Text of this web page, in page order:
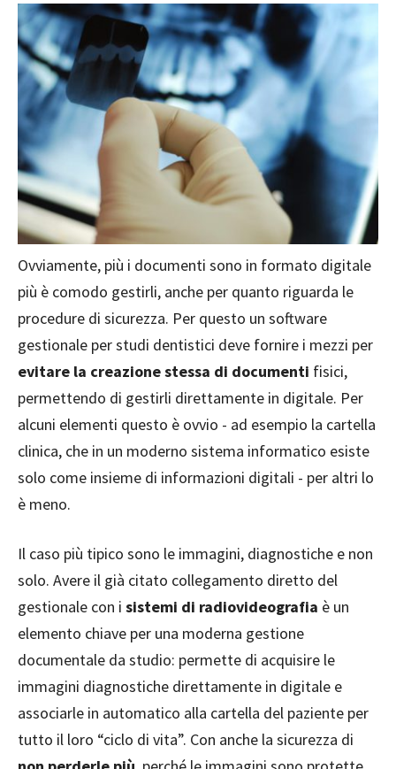
Ovviamente, più i documenti sono in formato digitale
più è comodo gestirli, anche per quanto riguarda le
procedure di sicurezza. Per questo un software
gestionale per studi dentistici deve fornire i mezzi per
evitare la creazione stessa di documenti fisici,
permettendo di gestirli direttamente in digitale. Per
alcuni elementi questo è ovvio - ad esempio la cartella
clinica, che in un moderno sistema informatico esiste
solo come insieme di informazioni digitali - per altri lo
è meno.
Il caso più tipico sono le immagini, diagnostiche e non
solo. Avere il già citato collegamento diretto del
gestionale con i sistemi di radiovideografia è un
elemento chiave per una moderna gestione
documentale da studio: permette di acquisire le
immagini diagnostiche direttamente in digitale e
associarle in automatico alla cartella del paziente per
tutto il loro “ciclo di vita”. Con anche la sicurezza di